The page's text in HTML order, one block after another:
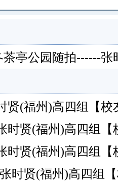
亭公园随拍------张
(福州)高四组【校
贤(福州)高四组【
贤(福州)高四组【
时贤(福州)高四组【